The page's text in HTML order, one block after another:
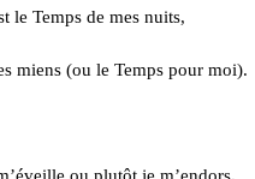
le Temps de mes nuits,
miens (ou le Temps pour moi).